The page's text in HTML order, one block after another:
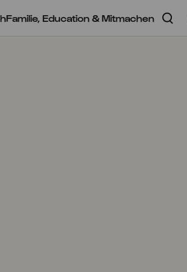
Familie, Education & Mitmachen